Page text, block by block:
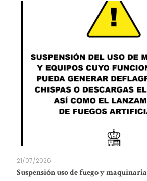
21/07/2026
Suspensión uso de fuego y maquinaria